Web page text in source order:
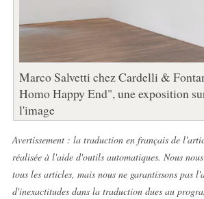
Marco Salvetti chez Cardelli &
Homo Happy End", une exposition
l'image
Avertissement : la traduction en français de
réalisée à l'aide d'outils automatiques. Nous
tous les articles, mais nous ne garantissons pas
d'inexactitudes dans la traduction dues au